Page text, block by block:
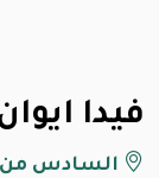
فيدا
السادس من